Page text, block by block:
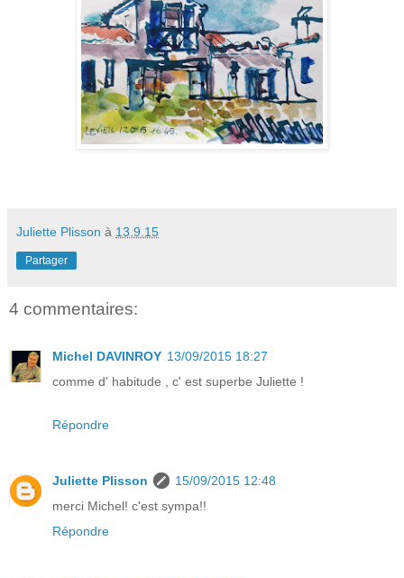
Juliette Plisson à 13.9.15
Partager
4 commentaires:
Michel DAVINROY 13/09/2015 18:27
comme d' habitude , c' est superbe Juliette !
Répondre
Juliette Plisson
15/09/2015 12:48
merci Michel! c'est sympa!!
Répondre